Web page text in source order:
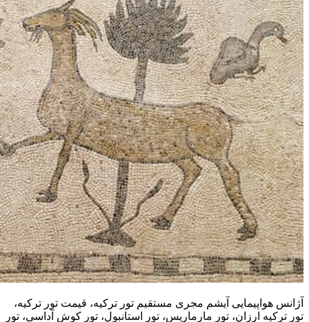
آژانس هواپیمایی آیشم مجری مستقیم تور ترکیه، قیمت تور ترکیه،
تور ترکیه ارزان، تور مارماریس، تور استانبول، تور کوش آداسی، تور